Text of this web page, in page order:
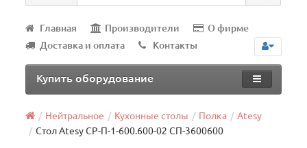
Главная Производители
О фирме
Доставка и оплата
Контакты
Купить оборудование
Нейтральное Кухонные столы Полка
Atesy
Стол Atesy СР-П-1-600.600-02 СП-3600600